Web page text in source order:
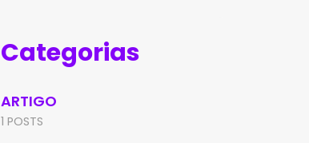
Categorias
ARTIGO
1 POSTS